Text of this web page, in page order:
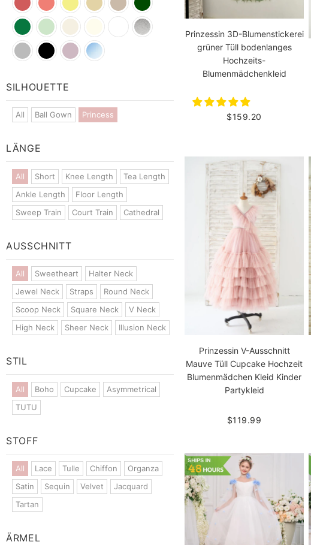
SILHOUETTE
All Ball Gown Princess
LÄNGE
All Short Knee Length
Tea Length
Ankle Length
Floor Length
Sweep Train
Court Train Cathedral
AUSSCHNITT
All Sweetheart
Halter Neck
Jewel Neck
Straps
Round Neck
Scoop Neck
Square Neck
V Neck
High Neck
Sheer Neck Illusion Neck
STIL
All Boho Cupcake
Asymmetrical
TUTU
STOFF
All Lace Tulle Chiffon
Organza
Satin
Sequin Velvet
Jacquard
Tartan
ÄRMEL
Prinzessin 3D-Blumenstickerei
grüner Tüll bodenlanges
Hochzeits-
Blumenmädchenkleid
$159.20
Prinzessin V-Ausschnitt
Mauve Tüll Cupcake Hochzeit
Blumenmädchen Kleid Kinder
Partykleid
$119.99